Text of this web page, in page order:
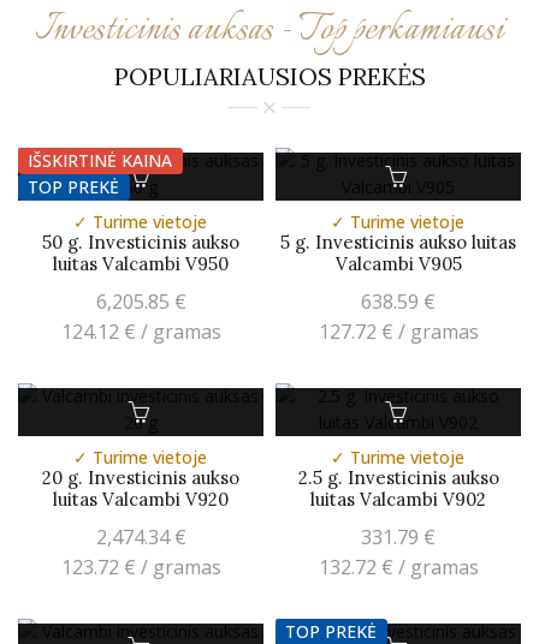
Investicinis auksas - Top perkamiausi
POPULIARIAUSIOS PREKĖS
IŠSKIRTINĖ KAINA
TOP PREKĖ
✓ Turime vietoje
50 g. Investicinis aukso
luitas Valcambi V950
6,205.85 €
124.12 € / gramas
✓ Turime vietoje
5 g. Investicinis aukso luitas
Valcambi V905
638.59 €
127.72 € / gramas
✓ Turime vietoje
20 g. Investicinis aukso
luitas Valcambi V920
2,474.34€
123.72 € / gramas
✓ Turime vietoje
2.5 g. Investicinis aukso
luitas Valcambi V902
331.79 €
132.72 € / gramas
TOP PREKĖ